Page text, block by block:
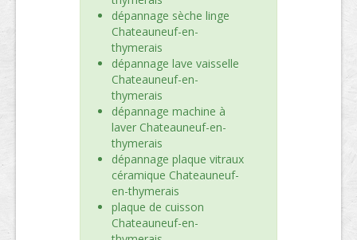
dépannage sèche linge
Chateauneuf-en-
thymerais
dépannage lave vaisselle
Chateauneuf-en-
thymerais
dépannage machine à
laver Chateauneuf-en-
thymerais
dépannage plaque vitraux
céramique Chateauneuf-
en-thymerais
plaque de cuisson
Chateauneuf-en-